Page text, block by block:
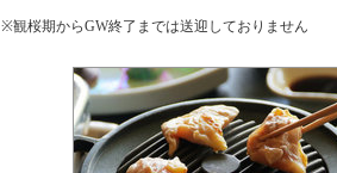
※観桜期からGW終了までは送迎しておりません